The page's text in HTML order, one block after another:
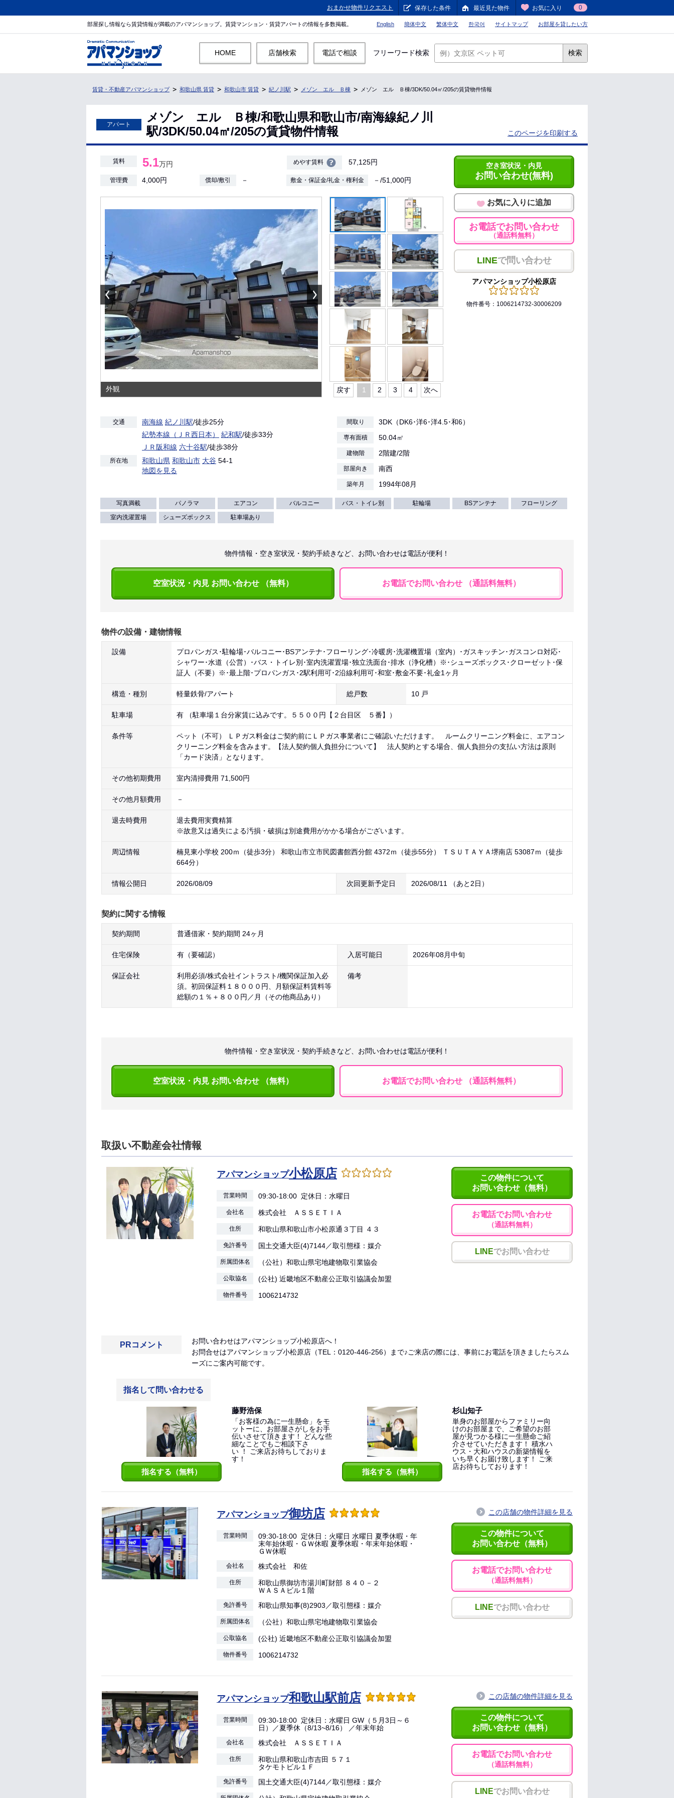
おまかせ物件リクエスト 保存した条件 最近見た物件 お気に入り 0
部屋探し情報なら賃貸情報が満載のアパマンショップ。賃貸マンション・賃貸アパートの情報を多数掲載。 English 簡体中文 繁体中文 한국어 サイトマップ お部屋を貸したい方
HOME 店舗検索 電話で相談 フリーワード検索 検索
賃貸・不動産アパマンショップ 和歌山県 賃貸 和歌山市 賃貸 紀ノ川駅 メゾン エル Ｂ棟 メゾン エル Ｂ棟/3DK/50.04㎡/205の賃貸物件情報
アパート
メゾン エル Ｂ棟/和歌山県和歌山市/南海線紀ノ川
駅/3DK/50.04㎡/205の賃貸物件情報
このページを印刷する
賃料 5.1万円 めやす賃料 57,125円
管理費 4,000円 償却/敷引 － 敷金・保証金/礼金・権利金 －/51,000円
外観 戻す 1 2 3 4 次へ
空き室状況・内見
お問い合わせ(無料)
お気に入りに追加
お電話でお問い合わせ
（通話料無料）
LINEで問い合わせ
アパマンショップ小松原店
物件番号：1006214732-30006209
交通 南海線 紀ノ川駅/徒歩25分
紀勢本線（ＪＲ西日本）
紀和駅/徒歩33分
ＪＲ阪和線 六十谷駅/徒歩38分
所在地 和歌山県 和歌山市 大谷 54-1
地図を見る
間取り 3DK（DK6･洋6･洋4.5･和6）
専有面積 50.04㎡
建物階 2階建/2階
部屋向き 南西
築年月 1994年08月
写真満載 パノラマ エアコン バルコニー バス・トイレ別 駐輪場 BSアンテナ
フローリング
室内洗濯置場
シューズボックス 駐車場あり
物件情報・空き室状況・契約手続きなど、お問い合わせは電話が便利！
空室状況・内見 お問い合わせ （無料） お電話でお問い合わせ （通話料無料）
物件の設備・建物情報
設備
プロパンガス･駐輪場･バルコニー･BSアンテナ･フローリング･冷暖房･洗濯機置場（室内）･ガスキッチン･ガスコンロ対応･
シャワー･水道（公営）･バス・トイレ別･室内洗濯置場･独立洗面台･排水（浄化槽）※･シューズボックス･クローゼット･保
証人（不要）※･最上階･プロパンガス･2駅利用可･2沿線利用可･和室･敷金不要･礼金1ヶ月
構造・種別 軽量鉄骨/アパート 総戸数 10 戸
駐車場 有 （駐車場１台分家賃に込みです。５５００円【２台目区 ５番】）
条件等
ペット（不可） ＬＰガス料金はご契約前にＬＰガス事業者にご確認いただけます。 ルームクリーニング料金に、エアコン
クリーニング料金を含みます。【法人契約個人負担分について】 法人契約とする場合、個人負担分の支払い方法は原則
「カード決済」となります。
その他初期費用 室内清掃費用 71,500円
その他月額費用 －
退去時費用
退去費用実費精算
※故意又は過失による汚損・破損は別途費用がかかる場合がございます。
周辺情報
楠見東小学校 200ｍ（徒歩3分） 和歌山市立市民図書館西分館 4372ｍ（徒歩55分） ＴＳＵＴＡＹＡ堺南店 53087ｍ（徒歩
664分）
情報公開日 2026/08/09 次回更新予定日 2026/08/11 （あと 2日 ）
契約に関する情報
契約期間 普通借家・契約期間 24ヶ月
住宅保険 有（要確認） 入居可能日 2026年08月中旬
保証会社
利用必須/株式会社イントラスト/機関保証加入必
須。初回保証料１８０００円、月額保証料賃料等
総額の１％＋８００円／月（その他商品あり）
備考
物件情報・空き室状況・契約手続きなど、お問い合わせは電話が便利！
空室状況・内見 お問い合わせ （無料） お電話でお問い合わせ （通話料無料）
取扱い不動産会社情報
アパマンショップ小松原店
営業時間 09:30-18:00 定休日：水曜日
会社名 株式会社 ＡＳＳＥＴＩＡ
住所 和歌山県和歌山市小松原通３丁目 ４３
免許番号 国土交通大臣(4)7144／取引態様：媒介
所属団体名 （公社）和歌山県宅地建物取引業協会
公取協名 (公社) 近畿地区不動産公正取引協議会加盟
物件番号 1006214732
この物件について
お問い合わせ（無料）
お電話でお問い合わせ
（通話料無料）
LINEでお問い合わせ
PRコメント
お問い合わせはアパマンショップ小松原店へ！
お問合せはアパマンショップ小松原店（TEL：0120-446-256）まで♪ご来店の際には、事前にお電話を頂きましたらスム
ーズにご案内可能です。
指名して問い合わせる
指名する（無料）
藤野浩保
「お客様の為に一生懸命」をモ
ットーに、お部屋さがしをお手
伝いさせて頂きます！ どんな些
細なことでもご相談下さ
い ！ ご来店お待ちしておりま
す！
指名する（無料）
杉山知子
単身のお部屋からファミリー向
けのお部屋まで、ご希望のお部
屋が見つかる様に一生懸命ご紹
介させていただきます！ 積水ハ
ウス・大和ハウスの新築情報を
いち早くお届け致します！ ご来
店お待ちしております！
アパマンショップ御坊店
営業時間
09:30-18:00 定休日：火曜日 水曜日 夏季休暇・年
末年始休暇・ＧＷ休暇 夏季休暇・年末年始休暇・
ＧＷ休暇
会社名 株式会社 和佐
住所
和歌山県御坊市湯川町財部 ８４０－２
ＷＡＳＡビル１階
免許番号 和歌山県知事(8)2903／取引態様：媒介
所属団体名 （公社）和歌山県宅地建物取引業協会
公取協名 (公社) 近畿地区不動産公正取引協議会加盟
物件番号 1006214732
この店舗の物件詳細を見る
この物件について
お問い合わせ（無料）
お電話でお問い合わせ
（通話料無料）
LINEでお問い合わせ
アパマンショップ和歌山駅前店
営業時間
09:30-18:00 定休日：水曜日 GW（５月3日～６
日）／夏季休（8/13~8/16） ／年末年始
会社名 株式会社 ＡＳＳＥＴＩＡ
住所
和歌山県和歌山市吉田 ５７１
タケモトビル１Ｆ
免許番号 国土交通大臣(4)7144／取引態様：媒介
この店舗の物件詳細を見る
この物件について
お問い合わせ（無料）
お電話でお問い合わせ
（通話料無料）
LINEでお問い合わせ